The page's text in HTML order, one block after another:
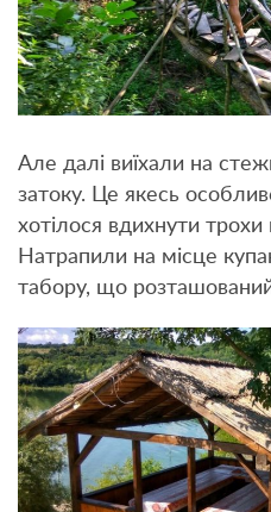
Але далі виїхали на
затоку. Це якесь
хотілося вдихнути
Натрапили на місце
табору, що